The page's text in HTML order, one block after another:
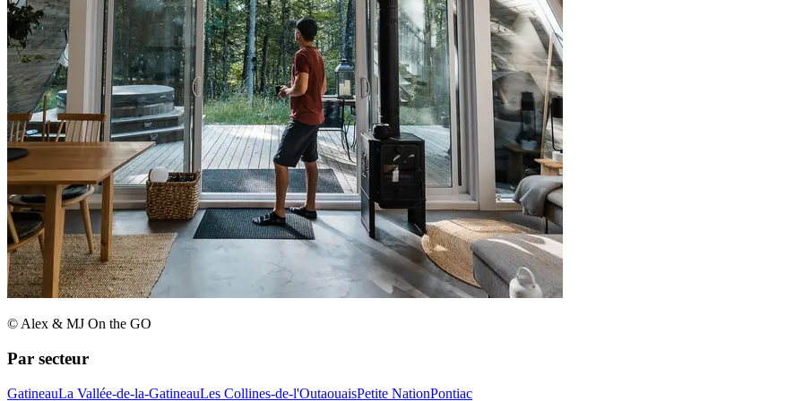
© Alex & MJ On the GO
Par secteur
GatineauLa Vallée-de-la-GatineauLes Collines-de-l'OutaouaisPetite NationPontiac